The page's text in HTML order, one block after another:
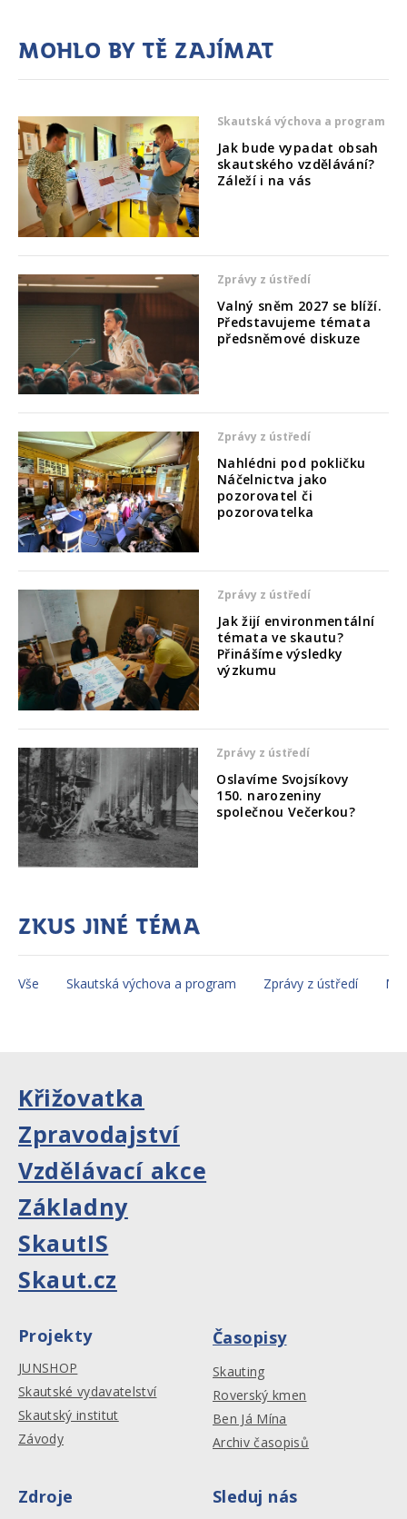
Mohlo by tě zajímat
Skautská výchova a program
Jak bude vypadat obsah
skautského vzdělávání?
Záleží i na vás
Zprávy z ústředí
Valný sněm 2027 se blíží.
Představujeme témata
předsněmové diskuze
Zprávy z ústředí
Nahlédni pod pokličku
Náčelnictva jako
pozorovatel či
pozorovatelka
Zprávy z ústředí
Jak žijí environmentální
témata ve skautu?
Přinášíme výsledky
výzkumu
Zprávy z ústředí
Oslavíme Svojsíkovy
150. narozeniny
společnou Večerkou?
Zkus jiné téma
Vše Skautská výchova a program Zprávy z ústředí
Křižovatka
Zpravodajství
Vzdělávací akce
Základny
SkautIS
Skaut.cz
Projekty
JUNSHOP
Skautské vydavatelství
Skautský institut
Závody
Časopisy
Skauting
Roverský kmen
Ben Já Mína
Archiv časopisů
Zdroje Sleduj nás